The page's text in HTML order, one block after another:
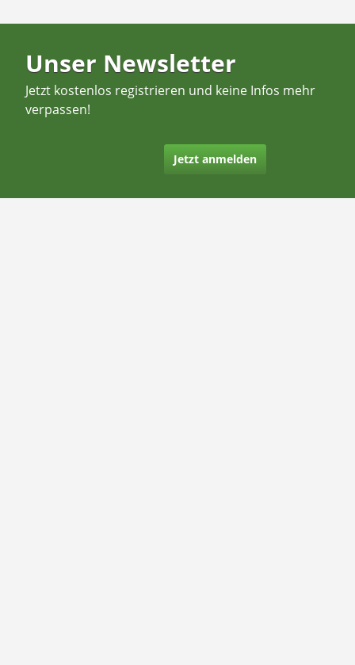
Unser Newsletter
Jetzt kostenlos registrieren und keine Infos mehr
verpassen!
Jetzt anmelden